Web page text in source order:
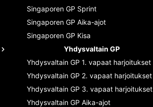
Singaporen GP Sprint
Singaporen GP Aika-ajot
Singaporen GP Kisa
Yhdysvaltain GP
Yhdysvaltain GP 1. vapaat harjoitukset
Yhdysvaltain GP 2. vapaat harjoitukset
Yhdysvaltain GP 3. vapaat harjoitukset
Yhdysvaltain GP Aika-ajot